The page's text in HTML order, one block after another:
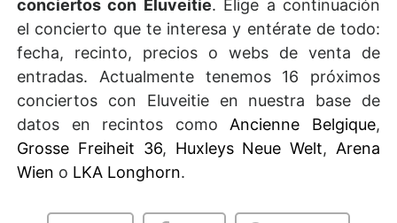
conciertos con Eluveitie. Elige a continuación
el concierto que te interesa y entérate de todo:
fecha, recinto, precios o webs de venta de
entradas. Actualmente tenemos 16 próximos
conciertos con Eluveitie en nuestra base de
datos en recintos como Ancienne Belgique,
Grosse Freiheit 36, Huxleys Neue Welt, Arena
Wien o LKA Longhorn.